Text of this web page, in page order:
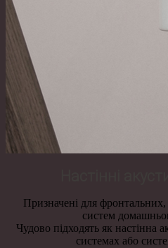
Призначені для
систем
Чудово підходять як настінна
системах або